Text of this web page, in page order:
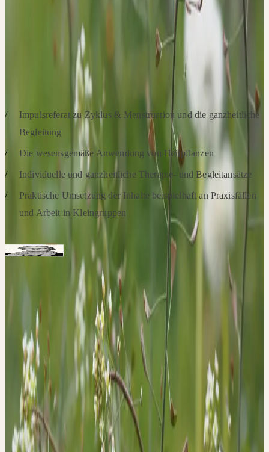
Teilnehmenden in interaktiven Kleingruppen individuelle
Konzepte zur Begleitung. Um eine unmittelbare ganzheitliche
Erfahrung zu ermöglichen, werden Praxisbeispiele sowie Muster
der Frischpflanzen-Extrakte zur Verfügung gestellt.
SCHWERPUNKTE
Impulsreferat zu Zyklus & Menstruation und die ganzheitliche
Begleitung
Die wesensgemäße Anwendung von Heilpflanzen
Individuelle und ganzheitliche Therapie- und Begleitansätze
Praktische Umsetzung der Inhalte beispielhaft an Praxisfällen
und Arbeit in Kleingruppen
Ärztin, Autorin, Dozentin
Heide Fischer
Schwerpunkte: Naturheilkunde und Psychosomatik in
Gynäkologie und Geburtshilfe, Phytotherapie, Körperorientierte
Visualiserungsarbeit
Hinweise
Aus organisatorischen Gründen können wir derzeit nur
Teilnehmern einen Platz anbieten, die ihren Wohnsitz in
Deutschland haben. Dieser Workshop findet über Zoom statt. Die
Unterlagen zur Fortbildung und der Zoom-Link werden Ihnen zu
einem späteren Zeitpunkt zugesendet.
Kontakt